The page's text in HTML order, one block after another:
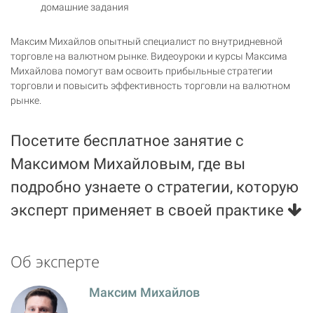
домашние задания
Максим Михайлов опытный специалист по внутридневной
торговле на валютном рынке. Видеоуроки и курсы Максима
Михайлова помогут вам освоить прибыльные стратегии
торговли и повысить эффективность торговли на валютном
рынке.
Посетите бесплатное занятие с
Максимом Михайловым, где вы
подробно узнаете о стратегии, которую
эксперт применяет в своей практике
Об эксперте
Максим Михайлов